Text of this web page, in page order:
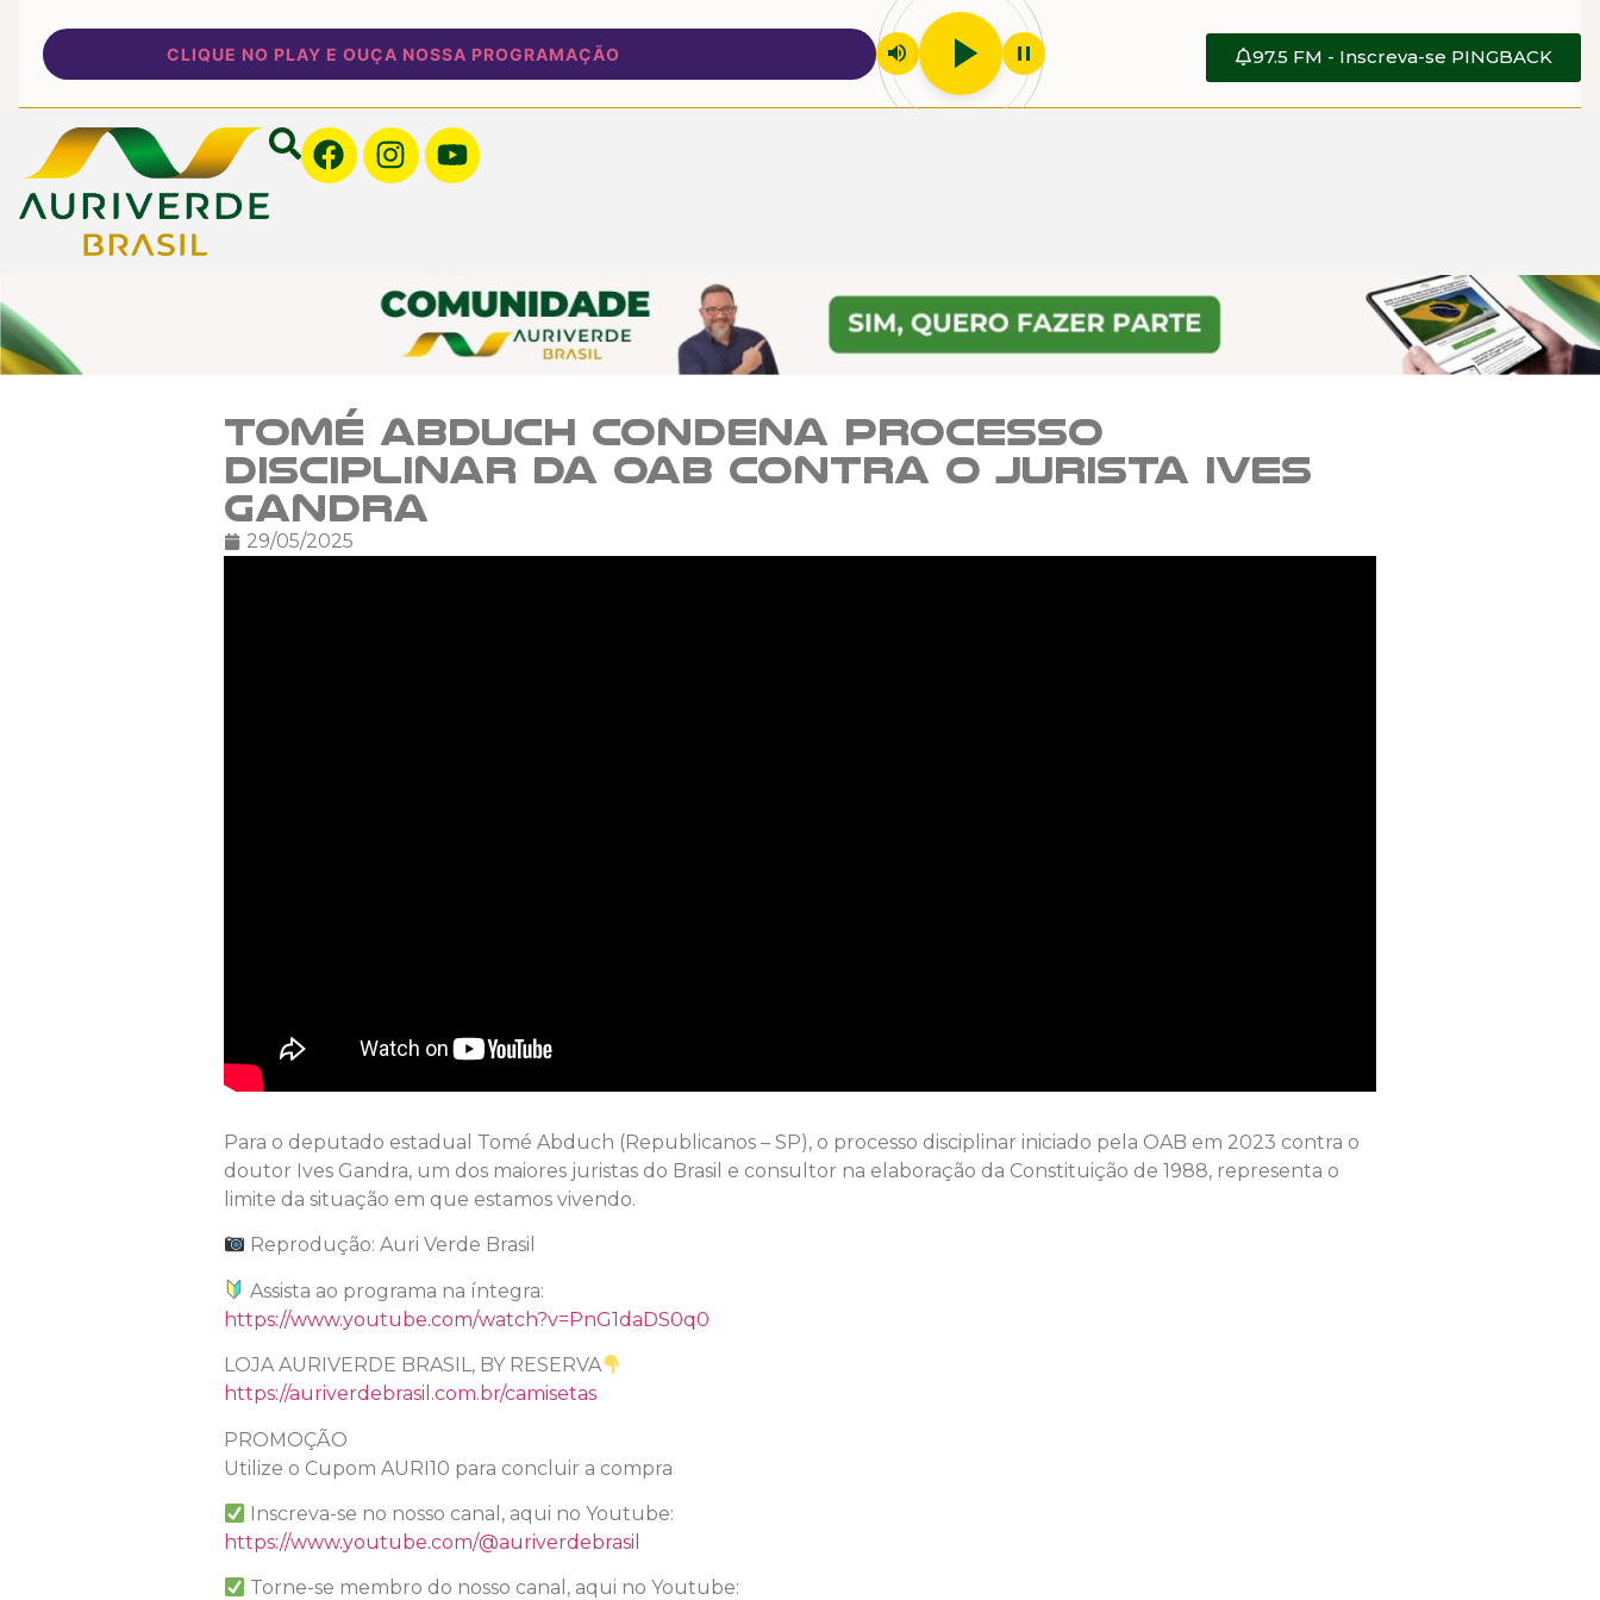
CLIQUE NO PLAY E OUÇA NOSSA PROGRAMAÇÃO volume_up play_arrow pause 97.5 FM - Inscreva-se PINGBACK
Tomé Abduch condena processo
disciplinar da OAB contra o jurista Ives
Gandra
29/05/2025
Para o deputado estadual Tomé Abduch (Republicanos – SP), o processo disciplinar iniciado pela OAB em 2023 contra o
doutor Ives Gandra, um dos maiores juristas do Brasil e consultor na elaboração da Constituição de 1988, representa o
limite da situação em que estamos vivendo.
Reprodução: Auri Verde Brasil
Assista ao programa na íntegra:
https://www.youtube.com/watch?v=PnG1daDS0q0
LOJA AURIVERDE BRASIL, BY RESERVA
https://auriverdebrasil.com.br/camisetas
PROMOÇÃO
Utilize o Cupom AURI10 para concluir a compra
Inscreva-se no nosso canal, aqui no Youtube:
https://www.youtube.com/@auriverdebrasil
Torne-se membro do nosso canal, aqui no Youtube: